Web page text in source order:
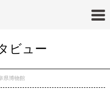
ビュー
県博物館